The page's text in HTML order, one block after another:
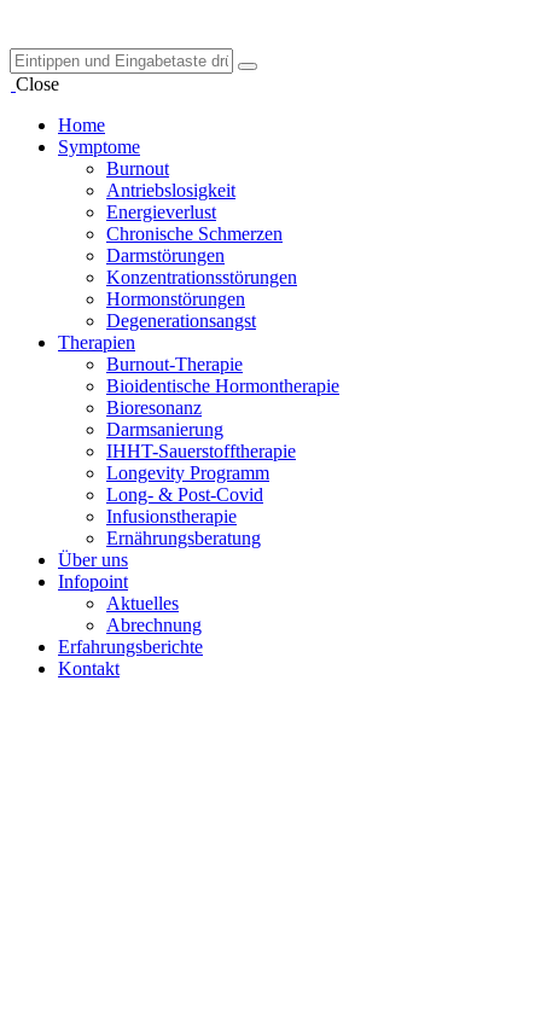
Close
Home
Symptome
Burnout
Antriebslosigkeit
Energieverlust
Chronische Schmerzen
Darmstörungen
Konzentrationsstörungen
Hormonstörungen
Degenerationsangst
Therapien
Burnout-Therapie
Bioidentische Hormontherapie
Bioresonanz
Darmsanierung
IHHT-Sauerstofftherapie
Longevity Programm
Long- & Post-Covid
Infusionstherapie
Ernährungsberatung
Über uns
Infopoint
Aktuelles
Abrechnung
Erfahrungsberichte
Kontakt